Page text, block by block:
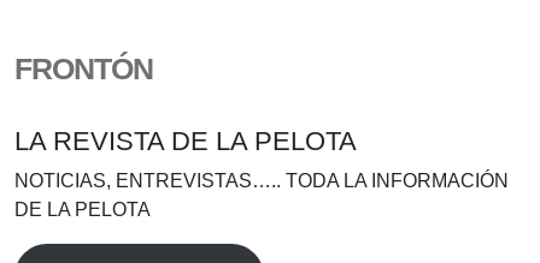
FRONTÓN
LA REVISTA DE LA PELOTA
NOTICIAS, ENTREVISTAS….. TODA LA INFORMACIÓN
DE LA PELOTA